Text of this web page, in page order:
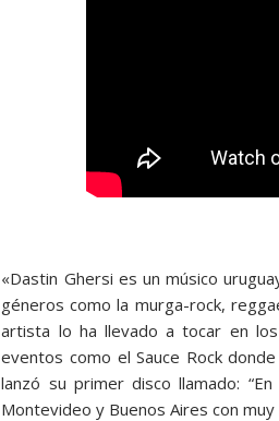
«Dastin Ghersi es un músico
géneros como la murga-rock,
artista lo ha llevado a tocar en
eventos como el Sauce Rock
lanzó su primer disco llamado:
Montevideo y Buenos Aires con muy